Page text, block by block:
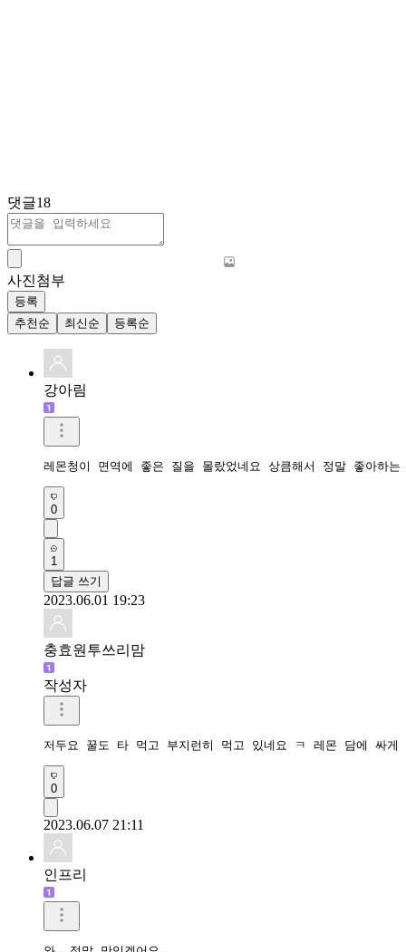
댓글18
사진첨부
등록
추천순
최신순 등록순
강아림
레몬청이 면역에 좋은 질을 몰랐었네요 상큼해서 정말 좋아하는
0
1
답글 쓰기
2023.06.01 19:23
충효원투쓰리맘
작성자
저두요 꿀도 타 먹고 부지런히 먹고 있네요 ㅋ 레몬 담에 싸
0
2023.06.07 21:11
인프리